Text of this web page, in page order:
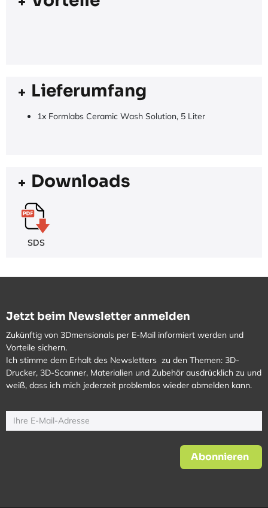
Lieferumfang
1x Formlabs Ceramic Wash Solution, 5 Liter
Downloads
SDS
Jetzt beim Newsletter anmelden
Zukünftig von 3Dmensionals per E-Mail informiert werden und
Vorteile sichern.
Ich stimme dem Erhalt des Newsletters zu den Themen: 3D-
Drucker, 3D-Scanner, Materialien und Zubehör ausdrücklich zu und
weiß, dass ich mich jederzeit problemlos wieder abmelden kann.
Abonnieren